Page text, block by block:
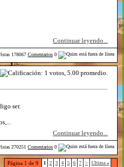
Continuar leyendo...
178067 Comentarios 0
ser.
Continuar leyendo...
270251 Comentarios 0
Página 1 de 9 1 2 3 4 5 6 7 > Ultima »